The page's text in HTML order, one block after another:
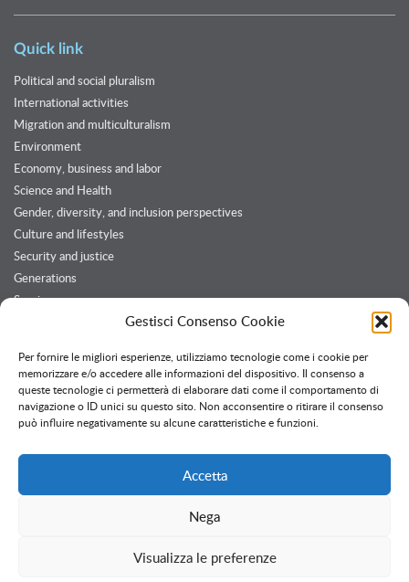
Gestisci Consenso Cookie
Per fornire le migliori esperienze, utilizziamo tecnologie come i cookie per
memorizzare e/o accedere alle informazioni del dispositivo. Il consenso a
queste tecnologie ci permetterà di elaborare dati come il comportamento di
navigazione o ID unici su questo sito. Non acconsentire o ritirare il consenso
può influire negativamente su alcune caratteristiche e funzioni.
Accetta
Nega
Visualizza le preferenze
Quick link
Political and social pluralism
International activities
Migration and multiculturalism
Environment
Economy, business and labor
Science and Health
Gender, diversity, and inclusion perspectives
Culture and lifestyles
Security and justice
Generations
Services
Customers and Partners
Twitter feed
Follow @OssPavia